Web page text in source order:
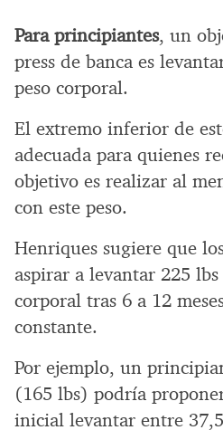
Para principiantes, un
press de banca es
peso corporal.
El extremo inferior de
adecuada para quienes
objetivo es realizar al
con este peso.
Henriques sugiere que
aspirar a levantar 225 lbs
corporal tras 6 a 12
constante.
Por ejemplo, un
(165 lbs) podría
inicial levantar entre